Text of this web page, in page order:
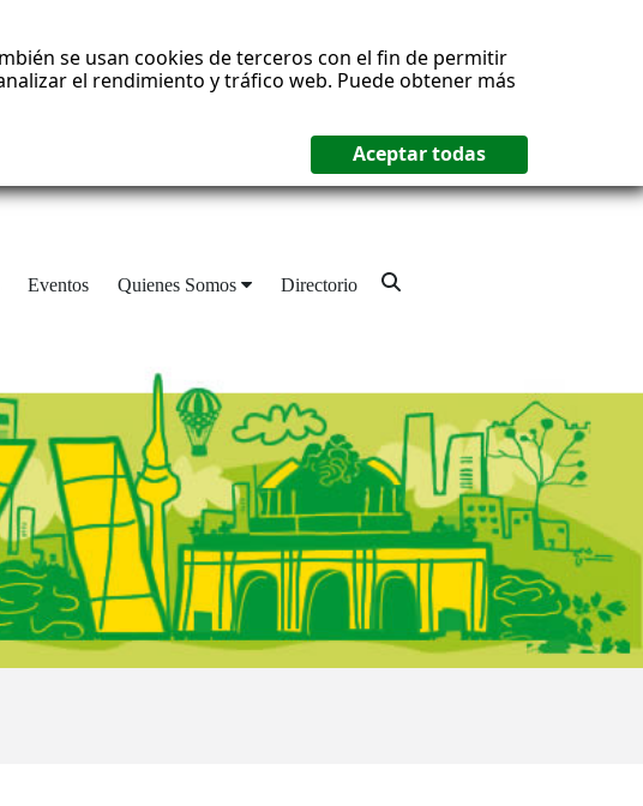
se usan cookies de terceros con el fin de permitir
el rendimiento y tráfico web. Puede obtener más
Eventos Quienes Somos Directorio